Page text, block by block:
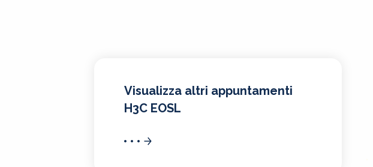
Visualizza altri appuntamenti
H3C EOSL